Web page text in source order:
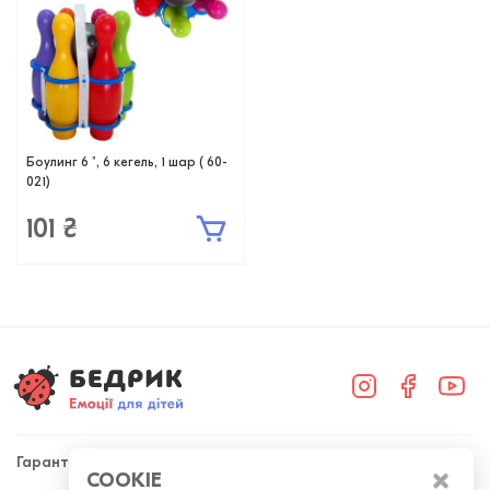
Боулинг 6 ", 6 кегель, 1 шар ( 60-
021)
101 ₴
Гарантія
COOKIE